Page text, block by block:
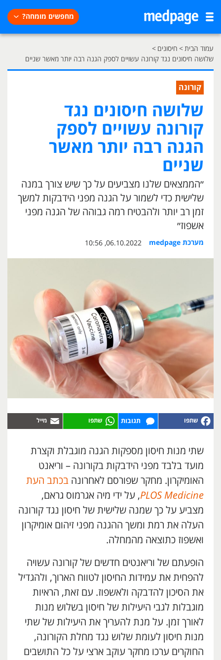
מחפשים מומחה?
עמוד הבית> חיסונים >
שלושה חיסונים נגד קורונה עשויים לספק הגנה רבה יותר מאשר שניים
קורונה
שלושה חיסונים נגד
קורונה עשויים לספק
הגנה רבה יותר מאשר
שניים
״הממצאים שלנו מצביעים על כך שיש צורך במנה
שלישית כדי לשמור על הגנה מפני הידבקות למשך
זמן רב יותר ולהבטיח רמה גבוהה של הגנה מפני
אשפוז״
מערכת medpage 06.10.2022, 10:56
תגובות
שתי מנות חיסון מספקות הגנה מוגבלת וקצרת
מועד בלבד מפני הידבקות בקורונה – וריאנט
האומיקרון. מחקר שפורסם לאחרונה בכתב העת
PLOS Medicine, על ידי מיה אגרמוס גראם,
מצביע על כך שמנה שלישית של חיסון נגד קורונה
העלה את רמת ומשך ההגנה מפני זיהום אומיקרון
ואשפוז כתוצאה מהמחלה.
הופעתם של וריאנטים חדשים של קורונה עשויה
להפחית את עמידות החיסון לטווח הארוך, ולהגדיל
את הסיכון להדבקה ולאשפוז. עם זאת, הראיות
מוגבלות לגבי היעילות של חיסון בשלוש מנות
לאורך זמן. על מנת להעריך את היעילות של שתי
מנות חיסון לעומת שלוש נגד מחלת הקורונה,
החוקרים ערכו מחקר עוקב ארצי על כל התושבים